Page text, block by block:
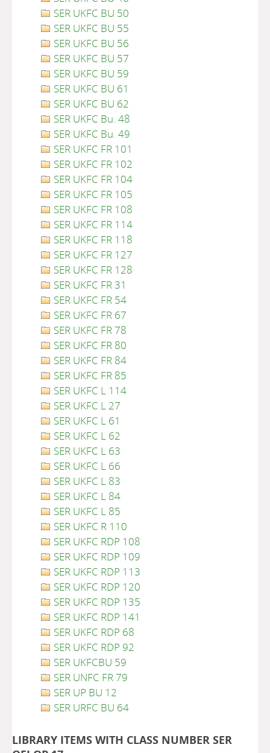
SER UKFC BU 50
SER UKFC BU 55
SER UKFC BU 56
SER UKFC BU 57
SER UKFC BU 59
SER UKFC BU 61
SER UKFC BU 62
SER UKFC Bu. 48
SER UKFC Bu. 49
SER UKFC FR 101
SER UKFC FR 102
SER UKFC FR 104
SER UKFC FR 105
SER UKFC FR 108
SER UKFC FR 114
SER UKFC FR 118
SER UKFC FR 127
SER UKFC FR 128
SER UKFC FR 31
SER UKFC FR 54
SER UKFC FR 67
SER UKFC FR 78
SER UKFC FR 80
SER UKFC FR 84
SER UKFC FR 85
SER UKFC L 114
SER UKFC L 27
SER UKFC L 61
SER UKFC L 62
SER UKFC L 63
SER UKFC L 66
SER UKFC L 83
SER UKFC L 84
SER UKFC L 85
SER UKFC R 110
SER UKFC RDP 108
SER UKFC RDP 109
SER UKFC RDP 113
SER UKFC RDP 120
SER UKFC RDP 135
SER UKFC RDP 141
SER UKFC RDP 68
SER UKFC RDP 92
SER UKFCBU 59
SER UNFC FR 79
SER UP BU 12
SER URFC BU 64
LIBRARY ITEMS WITH CLASS NUMBER SER